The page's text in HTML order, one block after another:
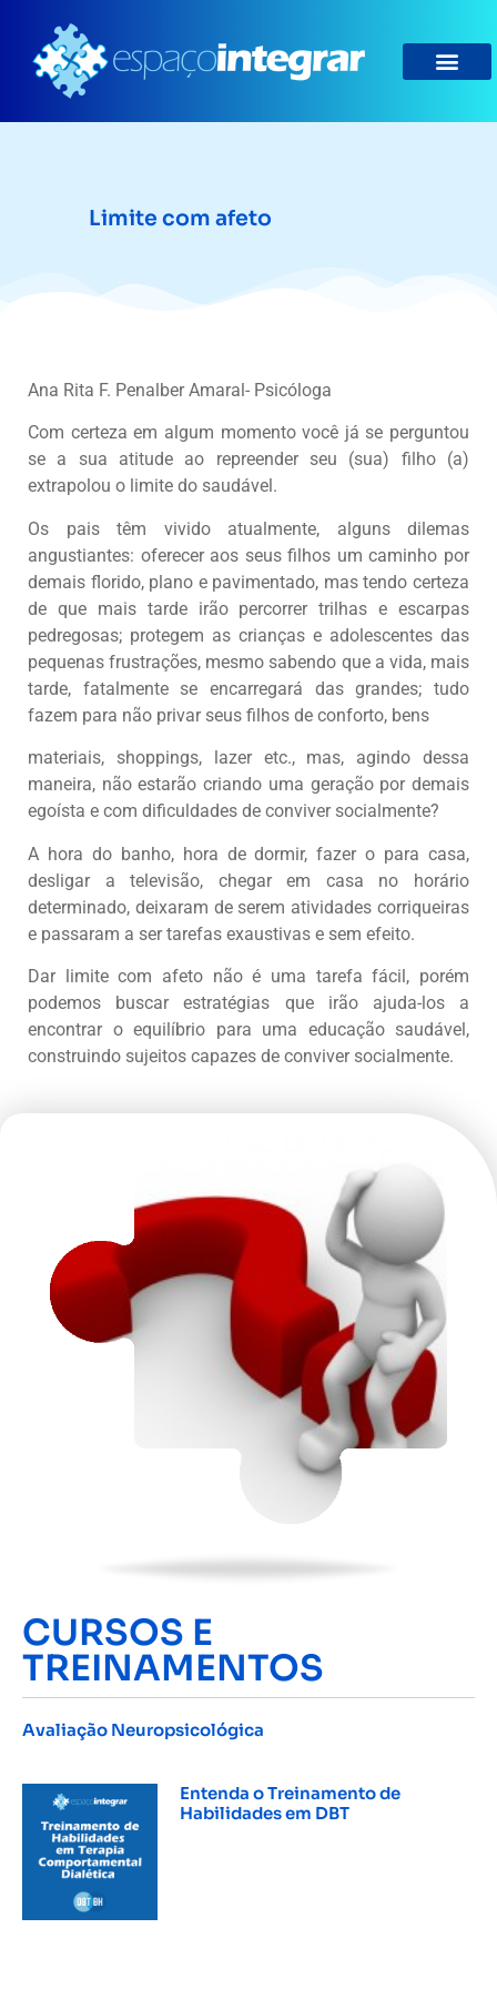
Limite com afeto
Ana Rita F. Penalber Amaral- Psicóloga
Com certeza em algum momento você já se perguntou
se a sua atitude ao repreender seu (sua) filho (a)
extrapolou o limite do saudável.
Os pais têm vivido atualmente, alguns dilemas
angustiantes: oferecer aos seus filhos um caminho por
demais florido, plano e pavimentado, mas tendo certeza
de que mais tarde irão percorrer trilhas e escarpas
pedregosas; protegem as crianças e adolescentes das
pequenas frustrações, mesmo sabendo que a vida, mais
tarde, fatalmente se encarregará das grandes; tudo
fazem para não privar seus filhos de conforto, bens
materiais, shoppings, lazer etc., mas, agindo dessa
maneira, não estarão criando uma geração por demais
egoísta e com dificuldades de conviver socialmente?
A hora do banho, hora de dormir, fazer o para casa,
desligar a televisão, chegar em casa no horário
determinado, deixaram de serem atividades corriqueiras
e passaram a ser tarefas exaustivas e sem efeito.
Dar limite com afeto não é uma tarefa fácil, porém
podemos buscar estratégias que irão ajuda-los a
encontrar o equilíbrio para uma educação saudável,
construindo sujeitos capazes de conviver socialmente.
CURSOS E
TREINAMENTOS
Avaliação Neuropsicológica
Entenda o Treinamento de
Habilidades em DBT